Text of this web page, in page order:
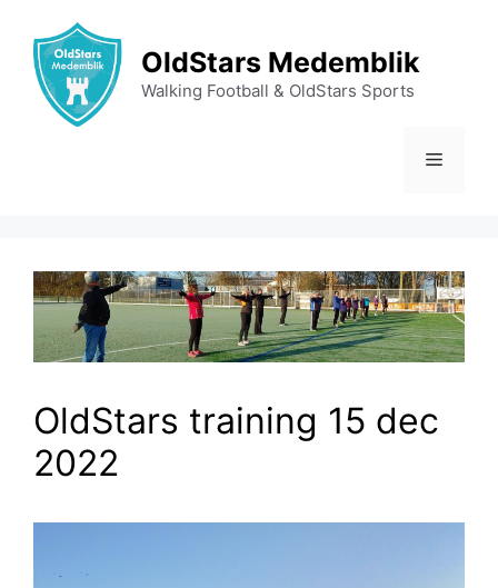
naar
inhoud
OldStars Medemblik
Walking Football & OldStars Sports
Menu
OldStars training 15 dec
2022